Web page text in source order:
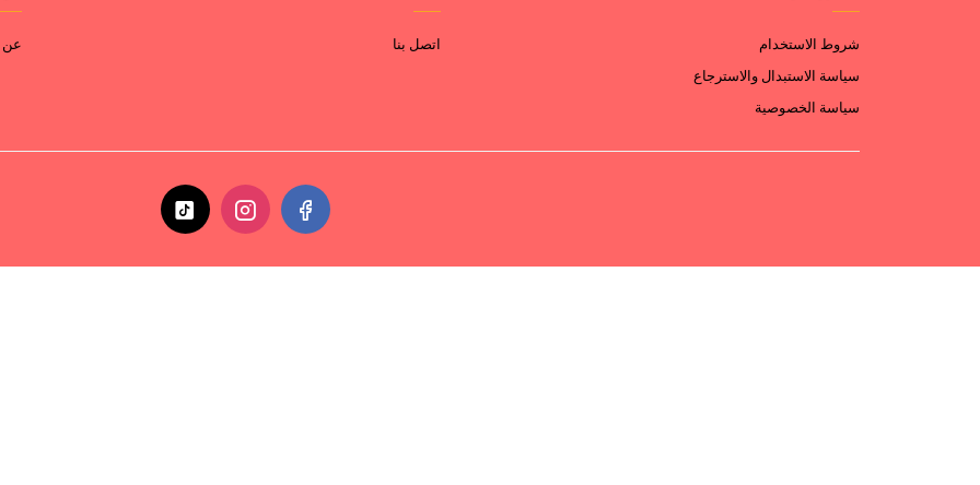
شروط الاستخدام
سياسة الاستبدال والاسترجاع
سياسة الخصوصية
اتصل بنا عن